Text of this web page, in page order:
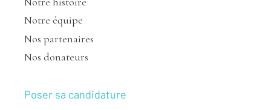
Notre équipe
Nos partenaires
Nos donateurs
Poser sa candidature